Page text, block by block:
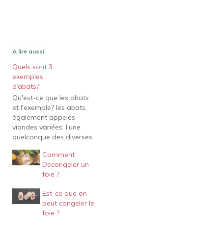
A lire aussi
Quels sont 3
exemples
d’abats?
Qu'est-ce que les abats
et l'exemple? les abats,
également appelés
viandes variées, l'une
quelconque des diverses
des carcasses de bœuf
et de veau, de mouton et
d'agneau et de porc, qui
directement comme
aliments, soit utilisés
dans la production
Comment
Decongeler un
foie ?
Est-ce que on
peut congeler le
foie ?